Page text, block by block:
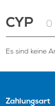
CYP 0
Es sind keine
Zahlungsart